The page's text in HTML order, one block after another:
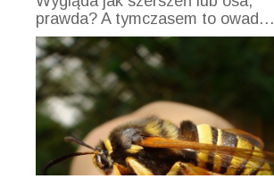
prawda? A tymczasem to owad…